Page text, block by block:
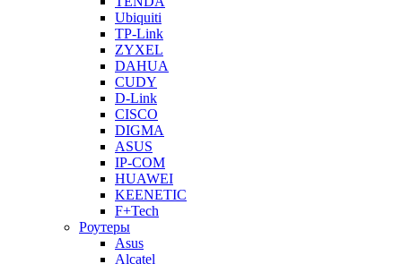
Ubiquiti
TP-Link
ZYXEL
DAHUA
CUDY
D-Link
CISCO
DIGMA
ASUS
IP-COM
HUAWEI
KEENETIC
F+Tech
Роутеры
Asus
Alcatel